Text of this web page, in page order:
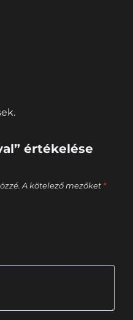
értékelése
A kötelező mezőket *